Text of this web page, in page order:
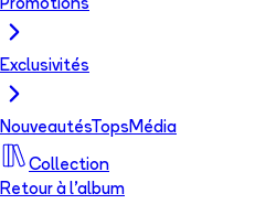
Promotions
Exclusivités
NouveautésTops Média
Collection
Retour à l'album